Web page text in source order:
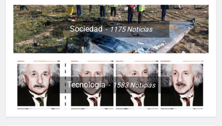
Sociedad 1175Noticias
Tecnología 1583Noticias